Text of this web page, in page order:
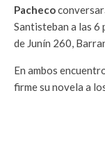
Pacheco
Santisteban a las 6
de Junín 260,
En ambos
firme su novela a